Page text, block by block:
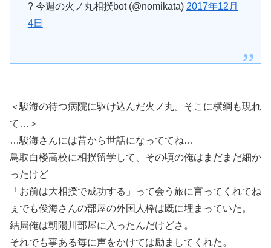
? 今週の火ノ丸相撲bot (@nomikata) 2017年12月
4日
＜駿海の待つ病院に駆け込んだ火ノ丸。そこに横綱も現れ
て…＞
…駿海さんには昔から世話になっててね…
鳥取白楼高校に相撲留学して、その頃の俺はまだまだ細か
ったけど
「お前は大相撲で成功する」って会う旅に言ってくれてね
ぇでも俊海さんの部屋の外国人枠は既に埋まっていた。
結局俺は朝陽川部屋に入ったんだけどさ。
それでも事ある毎に声をかけては励ましてくれた。